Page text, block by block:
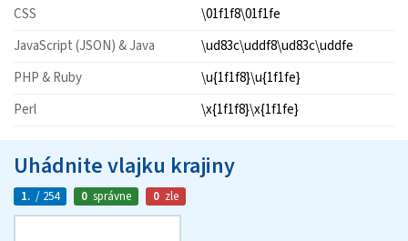
CSS
\01f1f8\01f1fe
JavaScript (JSON) & Java
\ud83c\uddf8\ud83c\uddfe
PHP & Ruby
\u{1f1f8}\u{1f1fe}
Perl
\x{1f1f8}\x{1f1fe}
Uhádnite vlajku krajiny
1. / 254 0 správne 0 zle